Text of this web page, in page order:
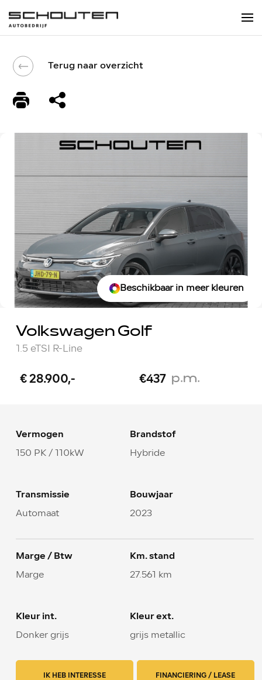
Terug naar overzicht
Beschikbaar in meer kleuren
Volkswagen Golf
1.5 eTSI R-Line
€ 28.900,- €437 p.m.
Vermogen
150 PK / 110kW
Brandstof
Hybride
Transmissie
Automaat
Bouwjaar
2023
Marge / Btw
Marge
Km. stand
27.561 km
Kleur int.
Donker grijs
Kleur ext.
grijs metallic
IK HEB INTERESSE FINANCIERING / LEASE